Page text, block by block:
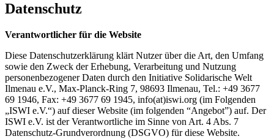
Datenschutz
Verantwortlicher für die Website
Diese Datenschutzerklärung klärt Nutzer über die Art, den Umfang
sowie den Zweck der Erhebung, Verarbeitung und Nutzung
personenbezogener Daten durch den Initiative Solidarische Welt
Ilmenau e.V., Max-Planck-Ring 7, 98693 Ilmenau, Tel.: +49 3677
69 1946, Fax: +49 3677 69 1945, info(at)iswi.org (im Folgenden
„ISWI e.V.“) auf dieser Website (im folgenden “Angebot”) auf. Der
ISWI e.V. ist der Verantwortliche im Sinne von Art. 4 Abs. 7
Datenschutz-Grundverordnung (DSGVO) für diese Website.